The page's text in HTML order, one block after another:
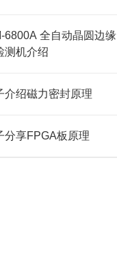
6800A 全自动晶圆边缘
测机介绍
介绍磁力密封原理
分享FPGA板原理